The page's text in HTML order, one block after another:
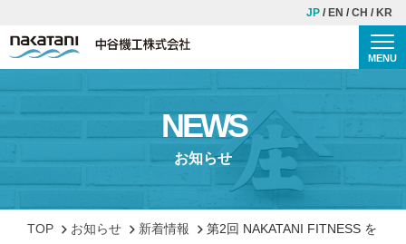
MENU
TOP
歴史
JP EN CH KR
NEWS
お知らせ
TOP お知らせ 新着情報
第2回 NAKATANI FITNESS を